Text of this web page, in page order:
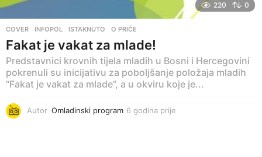
220 0
COVER ,INFOPOL ,ISTAKNUTO ,O PRIČE
Fakat je vakat za mlade!
Predstavnici krovnih tijela mladih u Bosni i Hercegovini
pokrenuli su inicijativu za poboljšanje položaja mladih
“Fakat je vakat za mlade”, a u okviru koje je...
Autor Omladinski program 6 godina prije